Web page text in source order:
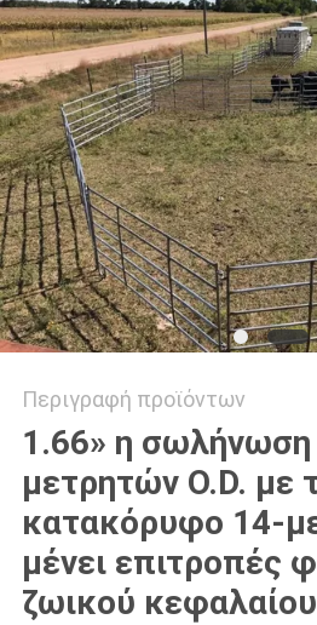
Περιγραφή προϊόντων
1.66» η
μετρητών O.D. με
κατακόρυφο 14-
μένει επιτροπές
ζωικού κεφαλαίου